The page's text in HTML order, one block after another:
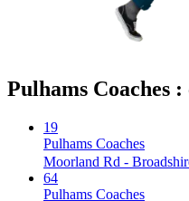
Pulhams Coaches :
19
Pulhams Coaches
Moorland Rd -
64
Pulhams Coaches